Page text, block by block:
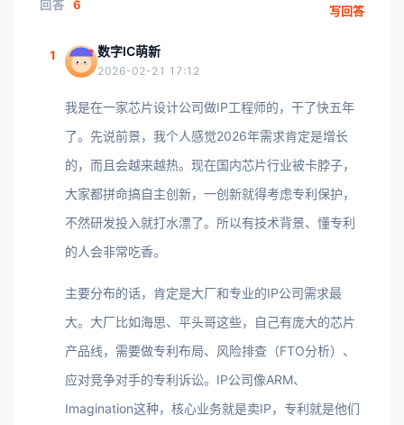
回答 6 写回答
1 数字IC萌新
2026-02-21 17:12
我是在一家芯片设计公司做IP工程师的，干了快五年
了。先说前景，我个人感觉2026年需求肯定是增长
的，而且会越来越热。现在国内芯片行业被卡脖子，
大家都拼命搞自主创新，一创新就得考虑专利保护，
不然研发投入就打水漂了。所以有技术背景、懂专利
的人会非常吃香。
主要分布的话，肯定是大厂和专业的IP公司需求最
大。大厂比如海思、平头哥这些，自己有庞大的芯片
产品线，需要做专利布局、风险排查（FTO分析）、
应对竞争对手的专利诉讼。IP公司像ARM、
Imagination这种，核心业务就是卖IP，专利就是他们